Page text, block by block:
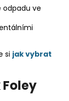
odpadu ve
si jak vybrat